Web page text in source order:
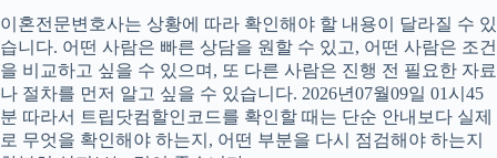
이혼전문변호사는 상황에 따라 확인해야 할 내용이 달라질 수 있
습니다. 어떤 사람은 빠른 상담을 원할 수 있고, 어떤 사람은 조건
을 비교하고 싶을 수 있으며, 또 다른 사람은 진행 전 필요한 자료
나 절차를 먼저 알고 싶을 수 있습니다. 2026년07월09일 01시45
분 따라서 트립닷컴할인코드를 확인할 때는 단순 안내보다 실제
로 무엇을 확인해야 하는지, 어떤 부분을 다시 점검해야 하는지